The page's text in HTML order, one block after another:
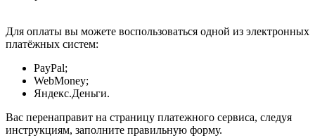
Для оплаты вы можете воспользоваться одной из электронных
платёжных систем:
PayPal;
WebMoney;
Яндекс.Деньги.
Вас перенаправит на страницу платежного сервиса, следуя
инструкциям, заполните правильную форму.